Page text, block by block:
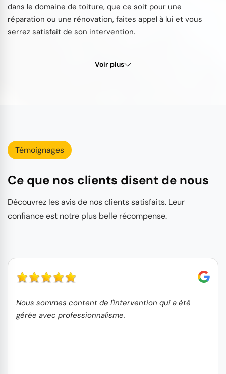
dans le domaine de toiture, que ce soit pour une
réparation ou une rénovation, faites appel à lui et vous
serrez satisfait de son intervention.
Voir plus
Témoignages
Ce que nos clients disent de nous
Découvrez les avis de nos clients satisfaits. Leur
confiance est notre plus belle récompense.
Nous sommes content de l'intervention qui a été
gérée avec professionnalisme.